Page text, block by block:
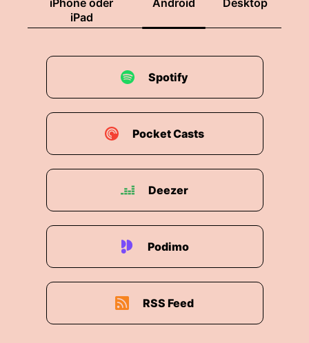
iPhone oder
iPad
Android Desktop
Spotify
Pocket Casts
Deezer
Podimo
RSS Feed